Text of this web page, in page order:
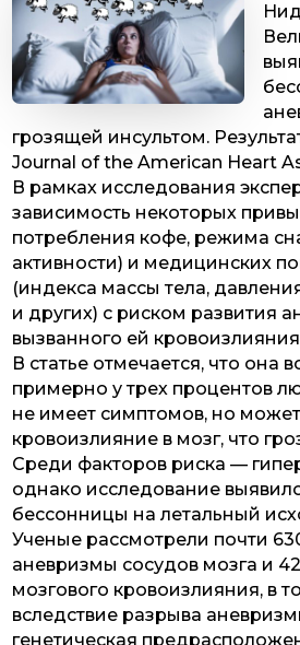
грозящей инсультом.
Journal of the American Heart
В рамках исследования
зависимость некоторых
потребления кофе, режима
активности) и медицинских
(индекса массы тела,
и других) с риском развития
вызванного ей
В статье отмечается, что она
примерно у трех процентов
не имеет симптомов, но может
кровоизлияние в мозг, что
Среди факторов риска —
однако исследование
бессонницы на летальный
Ученые рассмотрели почти
аневризмы сосудов мозга и
мозгового кровоизлияния, в
вследствие разрыва
генетическая